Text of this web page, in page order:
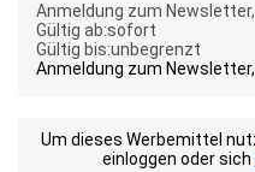
Anmeldung zum
Gültig ab:sofort
Gültig bis:unbegrenzt
Anmeldung zum
Um dieses Werbemittel
einloggen oder sich